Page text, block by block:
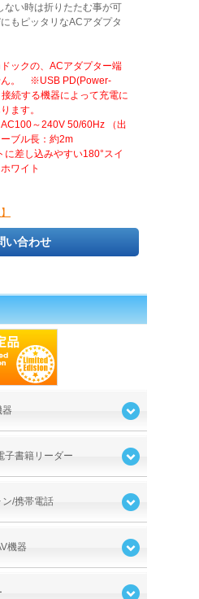
ない時は折りたたむ事が可
もピッタリなACアダプタ
ックの、ACアダプター端
ん。 ※USB PD(Power-
続する機器によって充電に
ます。
AC100～240V 50/60Hz （出
ブル長：約2m
差し込みやすい180°スイ
ワイト
い合わせ
器
子書籍リーダー
/携帯電話
機器